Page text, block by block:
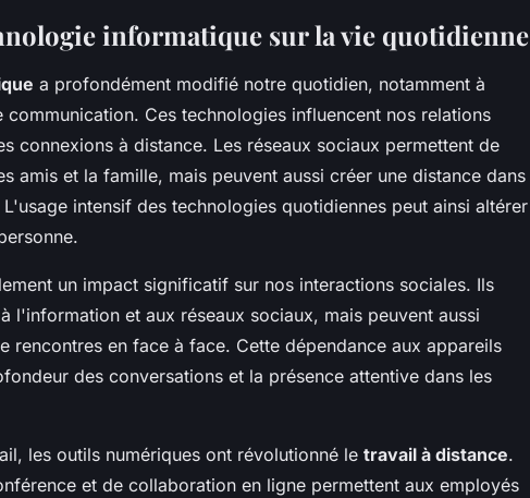
informatique sur la vie quotidienne
a profondément modifié notre quotidien, notamment à
Ces technologies influencent nos relations
connexions à distance. Les réseaux sociaux permettent de
amis et la famille, mais peuvent aussi créer une distance dans
intensif des technologies quotidiennes peut ainsi altérer
un impact significatif sur nos interactions sociales. Ils
l'information et aux réseaux sociaux, mais peuvent aussi
rencontres en face à face. Cette dépendance aux appareils
des conversations et la présence attentive dans les
les outils numériques ont révolutionné le travail à distance.
et de collaboration en ligne permettent aux employés